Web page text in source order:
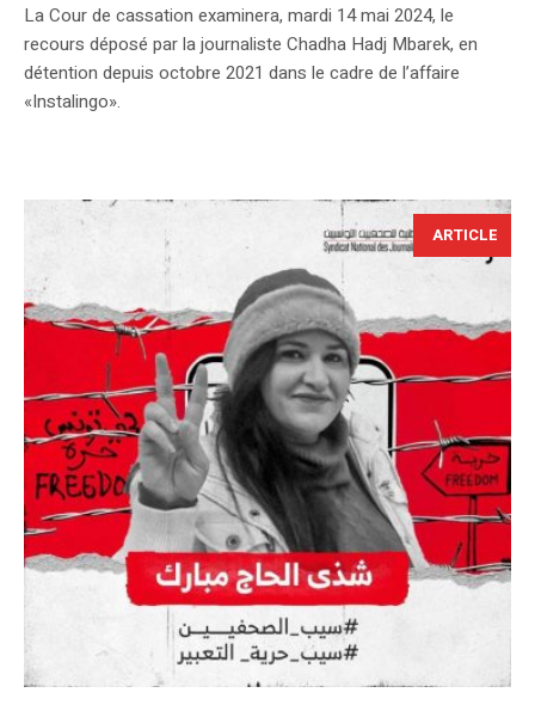
La Cour de cassation examinera, mardi 14 mai 2024, le
recours déposé par la journaliste Chadha Hadj Mbarek, en
détention depuis octobre 2021 dans le cadre de l’affaire
«Instalingo».
ARTICLE